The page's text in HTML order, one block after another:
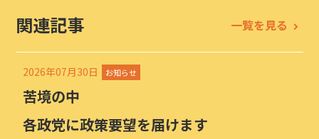
関連記事 一覧を見る
2026年07月30日 お知らせ
苦境の中
各政党に政策要望を届けます